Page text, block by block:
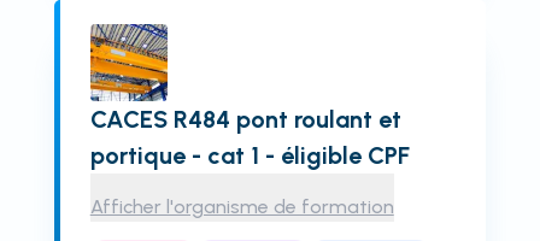
CACES R484 pont roulant et
portique - cat 1 - éligible CPF
Afficher l'organisme de formation